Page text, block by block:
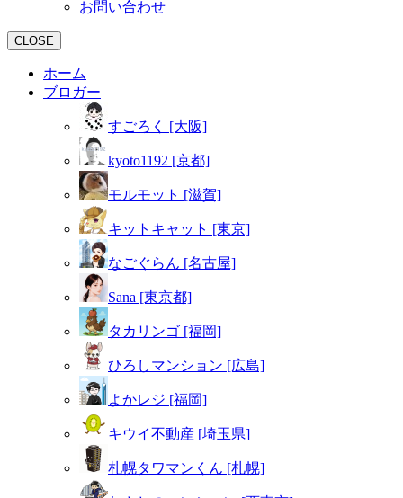
お問い合わせ
CLOSE
ホーム
ブロガー
すごろく [大阪]
kyoto1192 [京都]
モルモット [滋賀]
キットキャット [東京]
なごぐらん [名古屋]
Sana [東京都]
タカリンゴ [福岡]
ひろしマンション [広島]
よかレジ [福岡]
キウイ不動産 [埼玉県]
札幌タワマンくん [札幌]